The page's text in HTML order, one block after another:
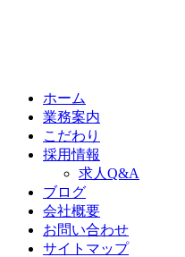
ホーム
業務案内
こだわり
採用情報
求人Q&A
ブログ
会社概要
お問い合わせ
サイトマップ